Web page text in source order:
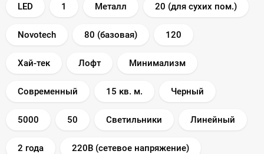
LED 1 Металл 20 (для сухих пом.)
Novotech 80 (базовая) 120
Хай-тек Лофт Минимализм
Современный 15 кв. м. Черный
5000 50 Светильники Линейный
2 года 220В (сетевое напряжение)